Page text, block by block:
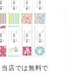
店では無料で